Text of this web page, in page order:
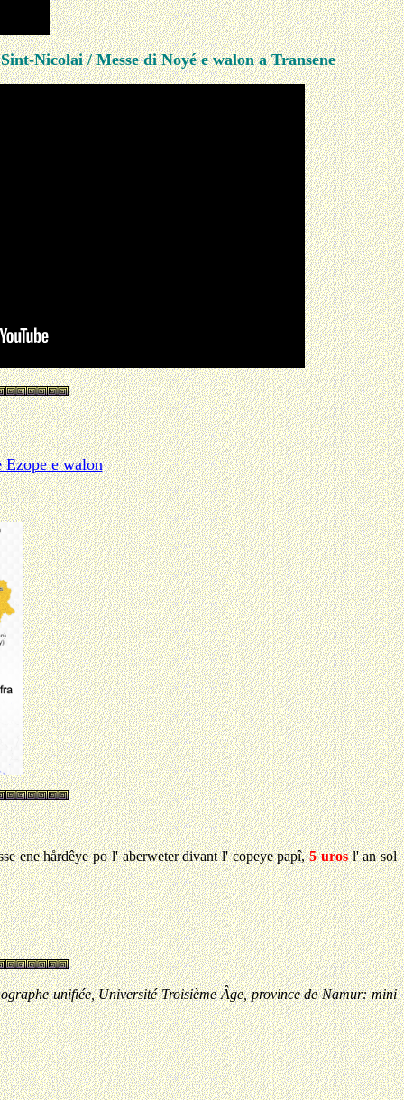
Nicolai / Messe di Noyé e walon a Transene
e walon
ene hårdêye po l' aberweter divant l' copeye papî,5 urosl' an sol
unifiée, Université Troisième Âge, province de Namur: mini